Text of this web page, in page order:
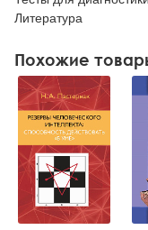
Литература
Похожие